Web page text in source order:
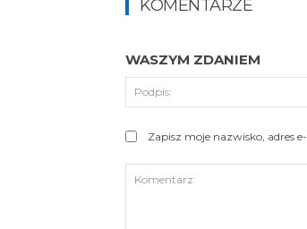
KOMENTARZE
WASZYM ZDANIEM
Zapisz moje nazwisko, adres